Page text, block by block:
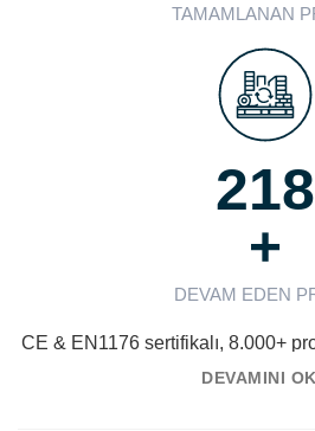
TAMAMLANAN
218
+
DEVAM EDEN
CE & EN1176 sertifikalı, 8.000+
Türkiye'de ve Dünya'da lider ve
DEVAMINI